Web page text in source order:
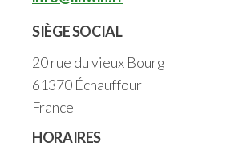
SIÈGE SOCIAL
20 rue du vieux Bourg
61370 Échauffour
France
HORAIRES